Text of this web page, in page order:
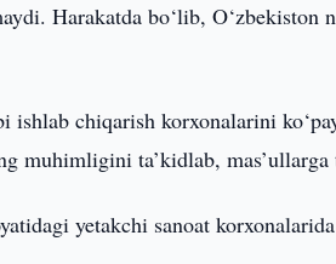
Harakatda bo‘lib, O‘zbekiston
chiqarish korxonalarini
muhimligini ta’kidlab,
yetakchi sanoat